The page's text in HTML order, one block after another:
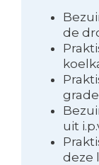
de
uit
deze